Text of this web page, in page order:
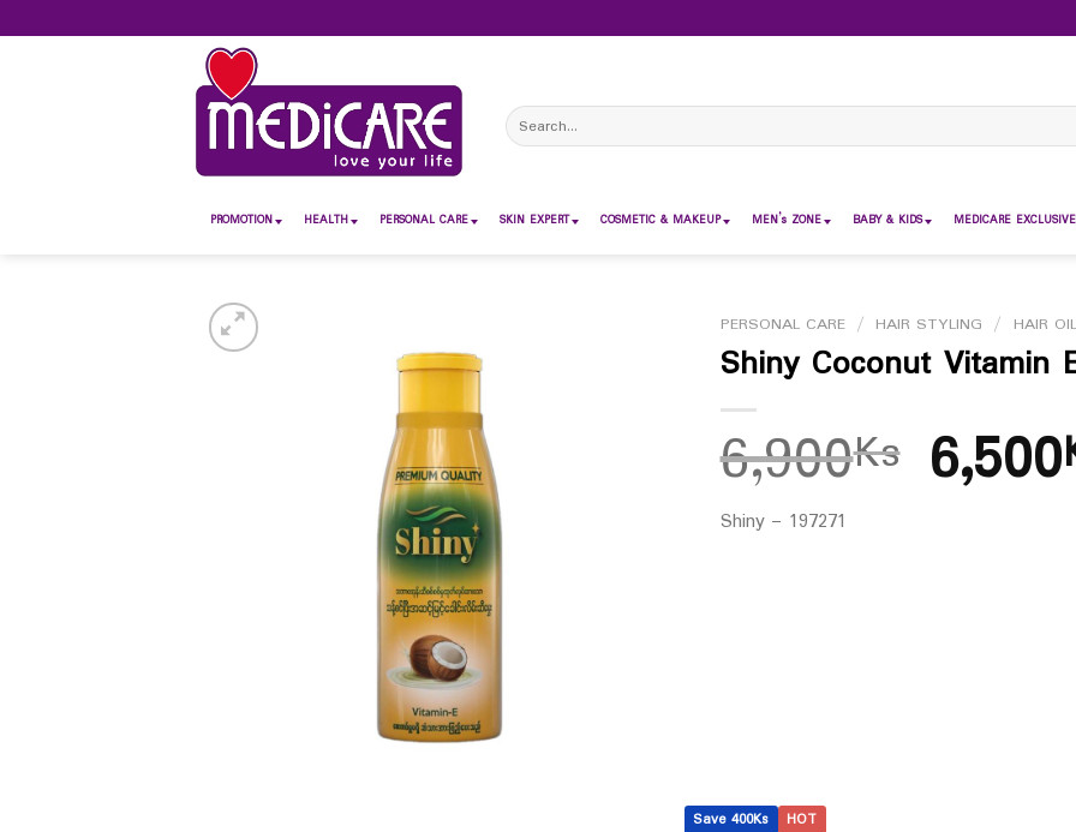
to
Search
for:
PROMOTION HEALTH PERSONAL CARE SKIN EXPERT COSMETIC & MAKEUP MEN’s ZONE BABY & KIDS MEDICARE
Save 400Ks HOT
PERSONAL CARE / HAIR STYLING / HAIR OIL
Shiny Coconut Vitamin
6,900Ks 6,500
Shiny – 197271